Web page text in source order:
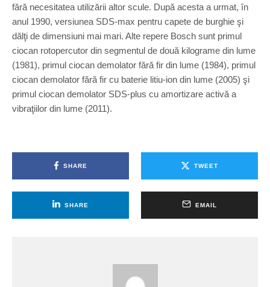
fără necesitatea utilizării altor scule. După acesta a urmat, în
anul 1990, versiunea SDS-max pentru capete de burghie şi
dălţi de dimensiuni mai mari. Alte repere Bosch sunt primul
ciocan rotopercutor din segmentul de două kilograme din lume
(1981), primul ciocan demolator fără fir din lume (1984), primul
ciocan demolator fără fir cu baterie litiu-ion din lume (2005) şi
primul ciocan demolator SDS-plus cu amortizare activă a
vibraţiilor din lume (2011).
SHARE TWEET
SHARE EMAIL